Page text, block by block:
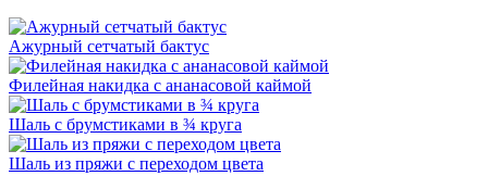
Ажурный сетчатый бактус
Филейная накидка с ананасовой каймой
Шаль с брумстиками в ¾ круга
Шаль из пряжи с переходом цвета